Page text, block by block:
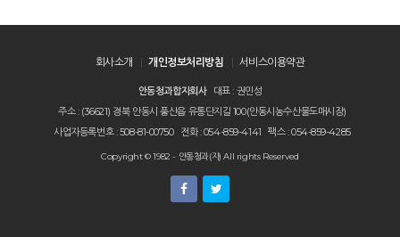
회사소개 개인정보처리방침 서비스이용약관
안동청과합자회사
대표 : 권민성
주소 : (36621) 경북 안동시 풍산읍 유통단지길 100(안동시농수산물도매시장)
사업자등록번호 : 508-81-00750
전화 : 054-859-4141 팩스 : 054-859-4285
Copyright © 1982 - 안동청과(자) All rights Reserved